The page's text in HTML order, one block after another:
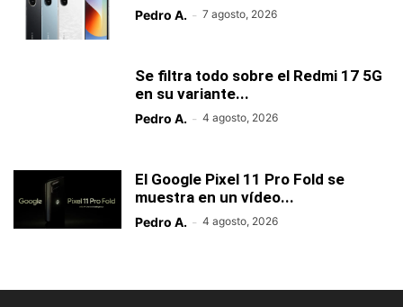
Pedro A. - 7 agosto, 2026
Se filtra todo sobre el Redmi 17 5G
en su variante...
Pedro A. - 4 agosto, 2026
El Google Pixel 11 Pro Fold se
muestra en un vídeo...
Pedro A. - 4 agosto, 2026